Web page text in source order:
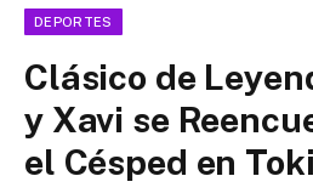
DEPORTES
Clásico de
y Xavi se
el Césped en